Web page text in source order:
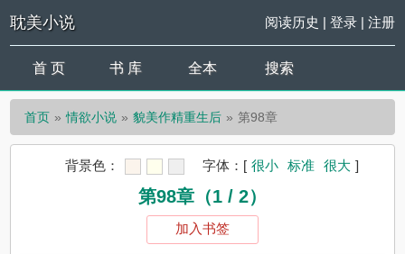
耽美小说 阅读历史 | 登录| 注册
首 页 书 库 全本 搜索
首页 情欲小说 貌美作精重生后 第98章
背景色： 字体： [ 很小 标准 很大 ]
第98章（1 / 2）
加入书签